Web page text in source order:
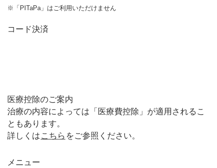
※「PITaPa」はご利用いただけません
コード決済
医療控除のご案内
治療の内容によっては「医療費控除」が適用されるこ
ともあります。
詳しくは こちら をご参照ください。
メニュー